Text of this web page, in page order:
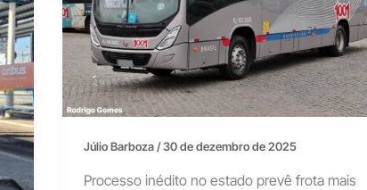
Júlio Barboza/30 de dezembro de 2025
Processo inédito no estado prevê frota mais